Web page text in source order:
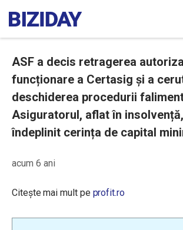
ASF a decis retragerea
funcționare a Certasig și a
deschiderea procedurii
Asiguratorul, aflat în
îndeplinit cerința de capital
acum 6 ani
Citește mai mult pe profit.ro